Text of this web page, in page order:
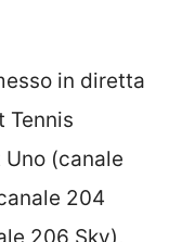
in diretta
Tennis
(canale
204